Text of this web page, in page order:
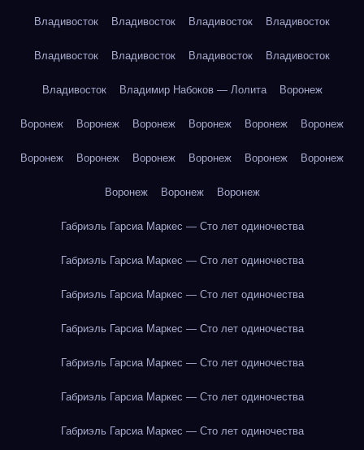
Владивосток Владивосток Владивосток Владивосток
Владивосток Владивосток Владивосток Владивосток
Владивосток Владимир Набоков — Лолита Воронеж
Воронеж Воронеж Воронеж Воронеж Воронеж Воронеж
Воронеж Воронеж Воронеж Воронеж Воронеж Воронеж
Воронеж Воронеж Воронеж
Габриэль Гарсиа Маркес — Сто лет одиночества
Габриэль Гарсиа Маркес — Сто лет одиночества
Габриэль Гарсиа Маркес — Сто лет одиночества
Габриэль Гарсиа Маркес — Сто лет одиночества
Габриэль Гарсиа Маркес — Сто лет одиночества
Габриэль Гарсиа Маркес — Сто лет одиночества
Габриэль Гарсиа Маркес — Сто лет одиночества